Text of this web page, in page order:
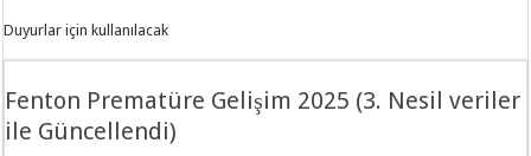
Duyurlar için kullanılacak
Fenton Prematüre Gelişim 2025 (3. Nesil veriler
ile Güncellendi)